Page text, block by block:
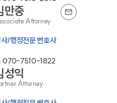
로펌
만중
Attorney
/행정전문 변호사
070-7510-1822
성익
Attorney